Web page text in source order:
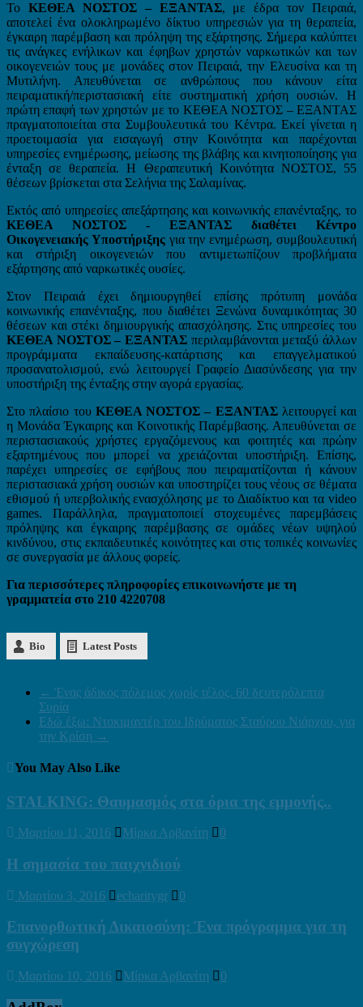
Το KEΘEA ΝΟΣΤΟΣ – ΕΞΑΝΤΑΣ, με έδρα τον Πειραιά,
αποτελεί ένα ολοκληρωμένο δίκτυο υπηρεσιών για τη θεραπεία,
έγκαιρη παρέμβαση και πρόληψη της εξάρτησης. Σήμερα καλύπτει
τις ανάγκες ενήλικων και έφηβων χρηστών ναρκωτικών και των
οικογενειών τους με μονάδες στον Πειραιά, την Ελευσίνα και τη
Μυτιλήνη. Απευθύνεται σε ανθρώπους που κάνουν είτα
πειραματική/περιστασιακή είτε συστηματική χρήση ουσιών. H
πρώτη επαφή των χρηστών με το KEΘEA NOΣTOΣ – ΕΞΑΝΤΑΣ
πραγματοποιείται στα Συμβουλευτικά του Κέντρα. Εκεί γίνεται η
προετοιμασία για εισαγωγή στην Κοινότητα και παρέχονται
υπηρεσίες ενημέρωσης, μείωσης της βλάβης και κινητοποίησης για
ένταξη σε θεραπεία. Η Θεραπευτική Κοινότητα ΝΟΣΤΟΣ, 55
θέσεων βρίσκεται στα Σελήνια της Σαλαμίνας.
Εκτός από υπηρεσίες απεξάρτησης και κοινωνικής επανένταξης, το
KEΘEA ΝΟΣΤΟΣ - ΕΞΑΝΤΑΣ διαθέτει Κέντρο
Οικογενειακής Υποστήριξηςγια την ενημέρωση, συμβουλευτική
και στήριξη οικογενειών που αντιμετωπίζουν προβλήματα
εξάρτησης από ναρκωτικές ουσίες.
Στον Πειραιά έχει δημιουργηθεί επίσης πρότυπη μονάδα
κοινωνικής επανένταξης, που διαθέτει Ξενώνα δυναμικότητας 30
θέσεων και στέκι δημιουργικής απασχόλησης. Στις υπηρεσίες του
ΚΕΘΕΑ ΝΟΣΤΟΣ – ΕΞΑΝΤΑΣ περιλαμβάνονται μεταξύ άλλων
προγράμματα εκπαίδευσης-κατάρτισης και επαγγελματικού
προσανατολισμού, ενώ λειτουργεί Γραφείο Διασύνδεσης για την
υποστήριξη της ένταξης στην αγορά εργασίας.
Στο πλαίσιο του ΚΕΘΕΑ ΝΟΣΤΟΣ – ΕΞΑΝΤΑΣλειτουργεί και
η Μονάδα Έγκαιρης και Κοινοτικής Παρέμβασης. Απευθύνεται σε
περιστασιακούς χρήστες εργαζόμενους και φοιτητές και πρώην
εξαρτημένους που μπορεί να χρειάζονται υποστήριξη. Επίσης,
παρέχει υπηρεσίες σε εφήβους που πειραματίζονται ή κάνουν
περιστασιακά χρήση ουσιών και υποστηρίζει τους νέους σε θέματα
εθισμού ή υπερβολικής ενασχόλησης με το Διαδίκτυο και τα video
games. Παράλληλα, πραγματοποιεί στοχευμένες παρεμβάσεις
πρόληψης και έγκαιρης παρέμβασης σε ομάδες νέων υψηλού
κινδύνου, στις εκπαιδευτικές κοινότητες και στις τοπικές κοινωνίες
σε συνεργασία με άλλους φορείς.
Για περισσότερες πληροφορίες επικοινωνήστε με τη
γραμματεία στο 210 4220708
Bio Latest Posts
← Ένας άδικος πόλεμος χωρίς τέλος. 60 δευτερόλεπτα
Συρία
Εδώ έξω: Ντοκιμαντέρ του Ιδρύματος Σταύρου Νιάρχου, για
την Κρίση →
You May Also Like
STALKING: Θαυμασμός στα όρια της εμμονής..
Μαρτίου 11, 2016 Μίρκα Αρβανίτη 0
Η σημασία του παιχνιδιού
Μαρτίου 3, 2016 echaritygr 0
Επανορθωτική Δικαιοσύνη: Ένα πρόγραμμα για τη
συγχώρεση
Μαρτίου 10, 2016 Μίρκα Αρβανίτη 0